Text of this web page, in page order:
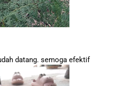
datang. semoga efektif